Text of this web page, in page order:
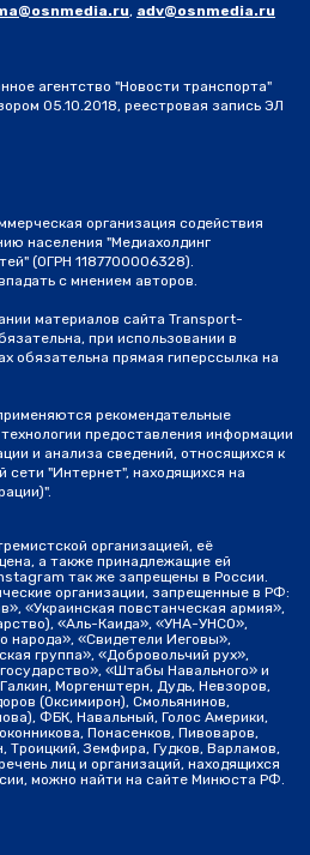
, adv@osnmedia.ru
агентство "Новости транспорта"
05.10.2018, реестровая запись ЭЛ
организация содействия
населения "Медиахолдинг
(ОГРН 1187700006328).
с мнением авторов.
материалов сайта Transport-
при использовании в
обязательна прямая гиперссылка на
рекомендательные
предоставления информации
и анализа сведений, относящихся к
сети "Интернет", находящихся на
организацией, её
а также принадлежащие ей
так же запрещены в России.
организации, запрещенные в РФ:
«Украинская повстанческая армия»,
«Аль-Каида», «УНА-УНСО»,
народа», «Свидетели Иеговы»,
группа», «Добровольчий рух»,
«Штабы Навального» и
Моргенштерн, Дудь, Невзоров,
(Оксимирон), Смольянинов,
ФБК, Навальный, Голос Америки,
Понасенков, Пивоваров,
Троицкий, Земфира, Гудков, Варламов,
лиц и организаций, находящихся
можно найти на сайте Минюста РФ.